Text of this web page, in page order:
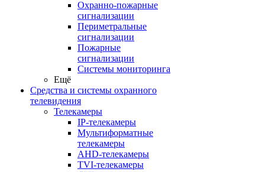
Охранно-пожарные
сигнализации
Периметральные
сигнализации
Пожарные
сигнализации
Системы мониторинга
Ещё
Средства и системы охранного
телевидения
Телекамеры
IP-телекамеры
Мультиформатные
телекамеры
AHD-телекамеры
TVI-телекамеры